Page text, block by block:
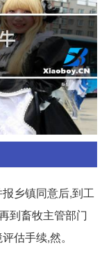
乡镇同意后,到工
到畜牧主管部门
估手续,然。